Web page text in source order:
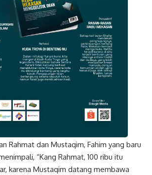
Rahmat dan Mustaqim, Fahim yang baru
“Kang Rahmat, 100 ribu itu
karena Mustaqim datang membawa